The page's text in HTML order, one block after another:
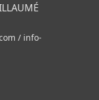
/ info-